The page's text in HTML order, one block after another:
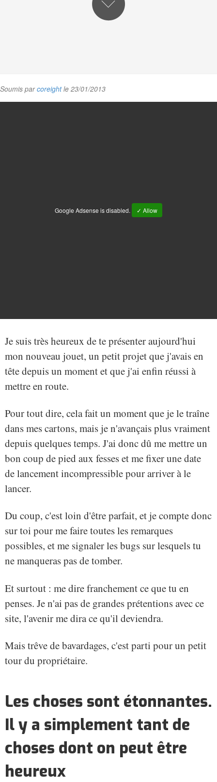
Soumis parcoreightle 23/01/2013
Google Adsense is disabled. ✓ Allow
Je suis très heureux de te présenter aujourd'hui
mon nouveau jouet, un petit projet que j'avais en
tête depuis un moment et que j'ai enfin réussi à
mettre en route.
Pour tout dire, cela fait un moment que je le traîne
dans mes cartons, mais je n'avançais plus vraiment
depuis quelques temps. J'ai donc dû me mettre un
bon coup de pied aux fesses et me fixer une date
de lancement incompressible pour arriver à le
lancer.
Du coup, c'est loin d'être parfait, et je compte donc
sur toi pour me faire toutes les remarques
possibles, et me signaler les bugs sur lesquels tu
ne manqueras pas de tomber.
Et surtout : me dire franchement ce que tu en
penses. Je n'ai pas de grandes prétentions avec ce
site, l'avenir me dira ce qu'il deviendra.
Mais trêve de bavardages, c'est parti pour un petit
tour du propriétaire.
Les choses sont étonnantes.
Il y a simplement tant de
choses dont on peut être
heureux